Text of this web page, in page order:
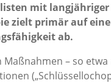
mit
zielt primär auf
ab.
– so